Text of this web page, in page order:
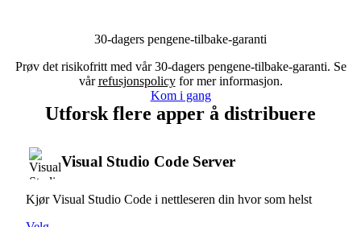
30-dagers pengene-tilbake-garanti
Prøv det risikofritt med vår 30-dagers pengene-tilbake-garanti. Se
vårrefusjonspolicyfor mer informasjon.
Kom i gang
Utforsk flere apper å distribuere
Visual Studio Code Server
Kjør Visual Studio Code i nettleseren din hvor som helst